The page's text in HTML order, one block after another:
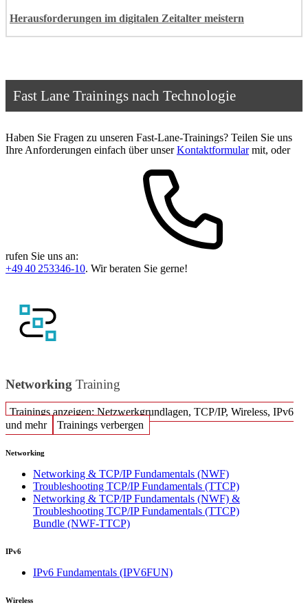
Herausforderungen im digitalen Zeitalter meistern
Fast Lane Trainings nach Technologie
Haben Sie Fragen zu unseren Fast-Lane-Trainings? Teilen Sie uns
Ihre Anforderungen einfach über unserKontaktformularmit, oder
rufen Sie uns an:
+49 40 253346-10. Wir beraten Sie gerne!
Networking Training
Trainings anzeigen: Netzwerkgrundlagen, TCP/IP, Wireless, IPv6
und mehr
Trainings verbergen
Networking
Networking & TCP/IP Fundamentals (NWF)
Troubleshooting TCP/IP Fundamentals (TTCP)
Networking & TCP/IP Fundamentals (NWF) &
Troubleshooting TCP/IP Fundamentals (TTCP)
Bundle (NWF-TTCP)
IPv6
IPv6 Fundamentals (IPV6FUN)
Wireless